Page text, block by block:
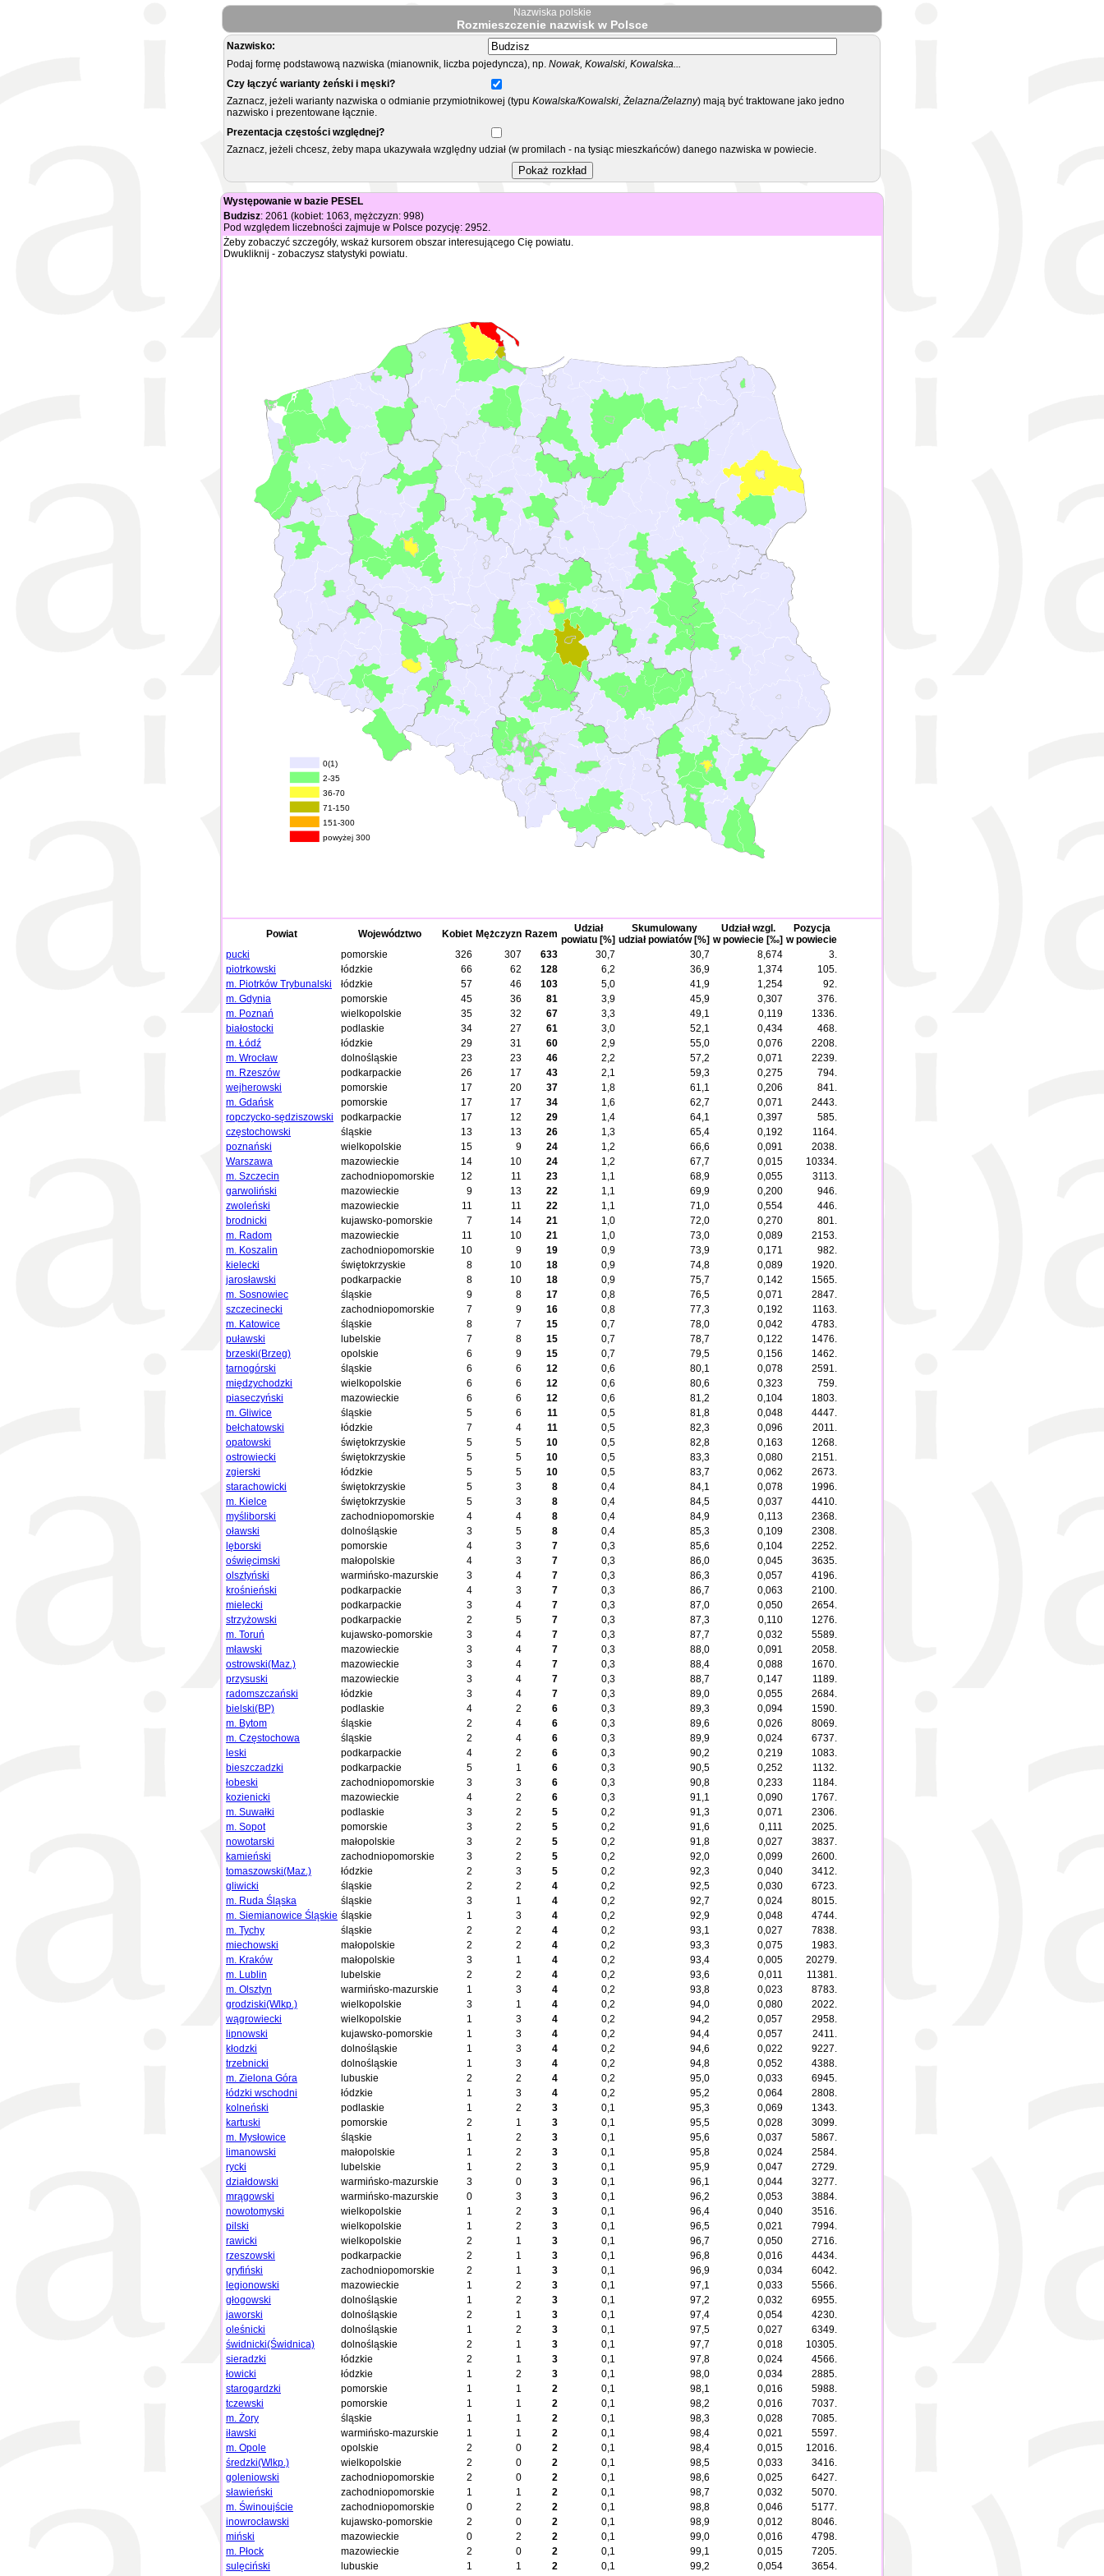
Nazwiska polskie
Rozmieszczenie nazwisk w Polsce
Nazwisko:
Podaj formę podstawową nazwiska (mianownik, liczba pojedyncza), np. Nowak, Kowalski, Kowalska...
Czy łączyć warianty żeński i męski?
Zaznacz, jeżeli warianty nazwiska o odmianie przymiotnikowej (typu Kowalska/Kowalski, Żelazna/Żelazny) mają być traktowane jako jedno
nazwisko i prezentowane łącznie.
Prezentacja częstości względnej?
Zaznacz, jeżeli chcesz, żeby mapa ukazywała względny udział (w promilach - na tysiąc mieszkańców) danego nazwiska w powiecie.
Występowanie w bazie PESEL
Budzisz: 2061 (kobiet: 1063, mężczyzn: 998)
Pod względem liczebności zajmuje w Polsce pozycję: 2952.
Żeby zobaczyć szczegóły, wskaż kursorem obszar interesującego Cię powiatu.
Dwukliknij - zobaczysz statystyki powiatu.
0(1)
2-35
36-70
71-150
151-300
powyżej 300
Powiat Województwo Kobiet Mężczyzn Razem
Udział
powiatu [%]
Skumulowany
udział powiatów [%]
Udział wzgl.
w powiecie [‰]
Pozycja
w powiecie
pucki
pomorskie 326 307 633 30,7 30,7 8,674
3.
piotrkowski
łódzkie 66 62 128 6,2 36,9 1,374
105.
m. Piotrków Trybunalski
łódzkie 57 46 103 5,0 41,9 1,254
92.
m. Gdynia
pomorskie 45 36 81 3,9 45,9 0,307
376.
m. Poznań
wielkopolskie 35 32 67 3,3 49,1 0,119
1336.
białostocki
podlaskie 34 27 61 3,0 52,1 0,434
468.
m. Łódź
łódzkie 29 31 60 2,9 55,0 0,076
2208.
m. Wrocław
dolnośląskie 23 23 46 2,2 57,2 0,071
2239.
m. Rzeszów
podkarpackie 26 17 43 2,1 59,3 0,275
794.
wejherowski
pomorskie 17 20 37 1,8 61,1 0,206
841.
m. Gdańsk
pomorskie 17 17 34 1,6 62,7 0,071
2443.
ropczycko-sędziszowski
podkarpackie 17 12 29 1,4 64,1 0,397
585.
częstochowski
śląskie 13 13 26 1,3 65,4 0,192
1164.
poznański
wielkopolskie 15 9 24 1,2 66,6 0,091
2038.
Warszawa
mazowieckie 14 10 24 1,2 67,7 0,015
10334.
m. Szczecin
zachodniopomorskie 12 11 23 1,1 68,9 0,055
3113.
garwoliński
mazowieckie 9 13 22 1,1 69,9 0,200
946.
zwoleński
mazowieckie 11 11 22 1,1 71,0 0,554
446.
brodnicki
kujawsko-pomorskie 7 14 21 1,0 72,0 0,270
801.
m. Radom
mazowieckie 11 10 21 1,0 73,0 0,089
2153.
m. Koszalin
zachodniopomorskie 10 9 19 0,9 73,9 0,171
982.
kielecki
świętokrzyskie 8 10 18 0,9 74,8 0,089
1920.
jarosławski
podkarpackie 8 10 18 0,9 75,7 0,142
1565.
m. Sosnowiec
śląskie 9 8 17 0,8 76,5 0,071
2847.
szczecinecki
zachodniopomorskie 7 9 16 0,8 77,3 0,192
1163.
m. Katowice
śląskie 8 7 15 0,7 78,0 0,042
4783.
puławski
lubelskie 7 8 15 0,7 78,7 0,122
1476.
brzeski(Brzeg)
opolskie 6 9 15 0,7 79,5 0,156
1462.
tarnogórski
śląskie 6 6 12 0,6 80,1 0,078
2591.
międzychodzki
wielkopolskie 6 6 12 0,6 80,6 0,323
759.
piaseczyński
mazowieckie 6 6 12 0,6 81,2 0,104
1803.
m. Gliwice
śląskie 5 6 11 0,5 81,8 0,048
4447.
bełchatowski
łódzkie 7 4 11 0,5 82,3 0,096
2011.
opatowski
świętokrzyskie 5 5 10 0,5 82,8 0,163
1268.
ostrowiecki
świętokrzyskie 5 5 10 0,5 83,3 0,080
2151.
zgierski
łódzkie 5 5 10 0,5 83,7 0,062
2673.
starachowicki
świętokrzyskie 5 3 8 0,4 84,1 0,078
1996.
m. Kielce
świętokrzyskie 5 3 8 0,4 84,5 0,037
4410.
myśliborski
zachodniopomorskie 4 4 8 0,4 84,9 0,113
2368.
oławski
dolnośląskie 3 5 8 0,4 85,3 0,109
2308.
lęborski
pomorskie 4 3 7 0,3 85,6 0,104
2252.
oświęcimski
małopolskie 4 3 7 0,3 86,0 0,045
3635.
olsztyński
warmińsko-mazurskie 3 4 7 0,3 86,3 0,057
4196.
krośnieński
podkarpackie 4 3 7 0,3 86,7 0,063
2100.
mielecki
podkarpackie 3 4 7 0,3 87,0 0,050
2654.
strzyżowski
podkarpackie 2 5 7 0,3 87,3 0,110
1276.
m. Toruń
kujawsko-pomorskie 3 4 7 0,3 87,7 0,032
5589.
mławski
mazowieckie 3 4 7 0,3 88,0 0,091
2058.
ostrowski(Maz.)
mazowieckie 3 4 7 0,3 88,4 0,088
1670.
przysuski
mazowieckie 3 4 7 0,3 88,7 0,147
1189.
radomszczański
łódzkie 3 4 7 0,3 89,0 0,055
2684.
bielski(BP)
podlaskie 4 2 6 0,3 89,3 0,094
1590.
m. Bytom
śląskie 2 4 6 0,3 89,6 0,026
8069.
m. Częstochowa
śląskie 2 4 6 0,3 89,9 0,024
6737.
leski
podkarpackie 4 2 6 0,3 90,2 0,219
1083.
bieszczadzki
podkarpackie 5 1 6 0,3 90,5 0,252
1132.
łobeski
zachodniopomorskie 3 3 6 0,3 90,8 0,233
1184.
kozienicki
mazowieckie 4 2 6 0,3 91,1 0,090
1767.
m. Suwałki
podlaskie 3 2 5 0,2 91,3 0,071
2306.
m. Sopot
pomorskie 3 2 5 0,2 91,6 0,111
2025.
nowotarski
małopolskie 3 2 5 0,2 91,8 0,027
3837.
kamieński
zachodniopomorskie 3 2 5 0,2 92,0 0,099
2600.
tomaszowski(Maz.)
łódzkie 2 3 5 0,2 92,3 0,040
3412.
gliwicki
śląskie 2 2 4 0,2 92,5 0,030
6723.
m. Ruda Śląska
śląskie 3 1 4 0,2 92,7 0,024
8015.
m. Siemianowice Śląskie śląskie 1 3 4 0,2 92,9 0,048
4744.
m. Tychy
śląskie 2 2 4 0,2 93,1 0,027
7838.
miechowski
małopolskie 2 2 4 0,2 93,3 0,075
1983.
m. Kraków
małopolskie 3 1 4 0,2 93,4 0,005
20279.
m. Lublin
lubelskie 2 2 4 0,2 93,6 0,011
11381.
m. Olsztyn
warmińsko-mazurskie 1 3 4 0,2 93,8 0,023
8783.
grodziski(Wlkp.)
wielkopolskie 3 1 4 0,2 94,0 0,080
2022.
wągrowiecki
wielkopolskie 1 3 4 0,2 94,2 0,057
2958.
lipnowski
kujawsko-pomorskie 1 3 4 0,2 94,4 0,057
2411.
kłodzki
dolnośląskie 1 3 4 0,2 94,6 0,022
9227.
trzebnicki
dolnośląskie 1 3 4 0,2 94,8 0,052
4388.
m. Zielona Góra
lubuskie 2 2 4 0,2 95,0 0,033
6945.
łódzki wschodni
łódzkie 1 3 4 0,2 95,2 0,064
2808.
kolneński
podlaskie 1 2 3 0,1 95,3 0,069
1343.
kartuski
pomorskie 2 1 3 0,1 95,5 0,028
3099.
m. Mysłowice
śląskie 1 2 3 0,1 95,6 0,037
5867.
limanowski
małopolskie 1 2 3 0,1 95,8 0,024
2584.
rycki
lubelskie 1 2 3 0,1 95,9 0,047
2729.
działdowski
warmińsko-mazurskie 3 0 3 0,1 96,1 0,044
3277.
mrągowski
warmińsko-mazurskie 0 3 3 0,1 96,2 0,053
3884.
nowotomyski
wielkopolskie 1 2 3 0,1 96,4 0,040
3516.
pilski
wielkopolskie 1 2 3 0,1 96,5 0,021
7994.
rawicki
wielkopolskie 2 1 3 0,1 96,7 0,050
2716.
rzeszowski
podkarpackie 2 1 3 0,1 96,8 0,016
4434.
gryfiński
zachodniopomorskie 2 1 3 0,1 96,9 0,034
6042.
legionowski
mazowieckie 1 2 3 0,1 97,1 0,033
5566.
głogowski
dolnośląskie 1 2 3 0,1 97,2 0,032
6955.
jaworski
dolnośląskie 2 1 3 0,1 97,4 0,054
4230.
oleśnicki
dolnośląskie 1 2 3 0,1 97,5 0,027
6349.
świdnicki(Świdnica)
dolnośląskie 2 1 3 0,1 97,7 0,018
10305.
sieradzki
łódzkie 2 1 3 0,1 97,8 0,024
4566.
łowicki
łódzkie 1 2 3 0,1 98,0 0,034
2885.
starogardzki
pomorskie 1 1 2 0,1 98,1 0,016
5988.
tczewski
pomorskie 1 1 2 0,1 98,2 0,016
7037.
m. Żory
śląskie 1 1 2 0,1 98,3 0,028
7085.
iławski
warmińsko-mazurskie 1 1 2 0,1 98,4 0,021
5597.
m. Opole
opolskie 2 0 2 0,1 98,4 0,015
12016.
średzki(Wlkp.)
wielkopolskie 2 0 2 0,1 98,5 0,033
3416.
goleniowski
zachodniopomorskie 2 0 2 0,1 98,6 0,025
6427.
sławieński
zachodniopomorskie 1 1 2 0,1 98,7 0,032
5070.
m. Świnoujście
zachodniopomorskie 0 2 2 0,1 98,8 0,046
5177.
inowrocławski
kujawsko-pomorskie 2 0 2 0,1 98,9 0,012
8046.
miński
mazowieckie 0 2 2 0,1 99,0 0,016
4798.
m. Płock
mazowieckie 2 0 2 0,1 99,1 0,015
7205.
sulęciński
lubuskie 1 1 2 0,1 99,2 0,054
3654.